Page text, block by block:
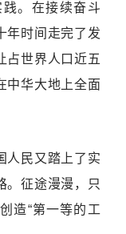
。在接续奋斗
年时间走完了发
占世界人口近五
中华大地上全面
民又踏上了实
。征途漫漫，只
造“第一等的工